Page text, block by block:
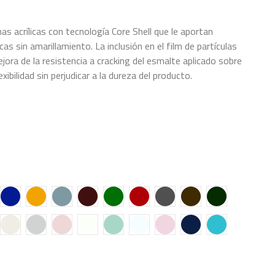
acrílicas con tecnología Core Shell que le aportan
sin amarillamiento. La inclusión en el film de partículas
de la resistencia a cracking del esmalte aplicado sobre
sin perjudicar a la dureza del producto.
PEGASO
OCREE06 AZUL LUMINOSO
E07 AMARILLO
E08 GRIS PERLA
E09 ROJO CARRUAJES
E10 VERDE PRIMAVERA
E11 ROJO CHINA
E12 GRIS MEDIO
E13 TABACOE14 VERDE
MARGARITA
E20 ARENALE21 ALUMINIOE22 PALO ROSA
E23 ESCARCHAE24 VERDE AGUA
E25 NÓRDICOE26 SEDAE27 OCÉANO
E28 CIAN